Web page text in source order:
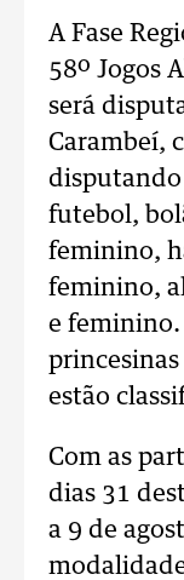
A Fase
58º Jogos
será
Carambeí,
disputando
futebol,
feminino,
feminino,
e feminino.
estão
Com as
dias 31
a 9 de